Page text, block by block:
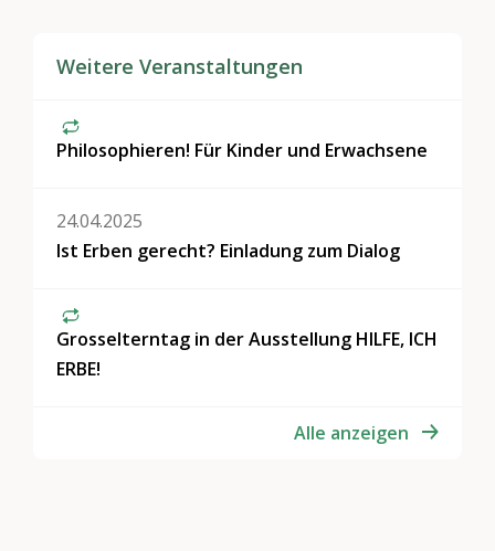
Weitere Veranstaltungen
Philosophieren! Für Kinder und Erwachsene
24.04.2025
Ist Erben gerecht? Einladung zum Dialog
Grosselterntag in der Ausstellung HILFE, ICH
ERBE!
Alle anzeigen